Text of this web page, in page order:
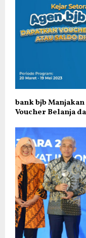
bank bjb
Voucher Belanja